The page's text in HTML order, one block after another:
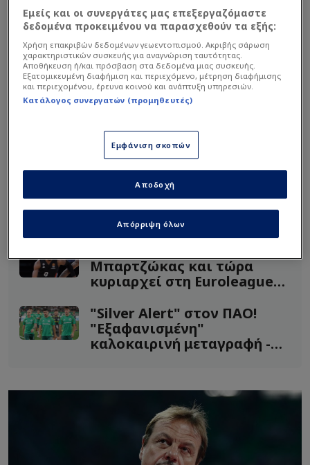
Ο Εργκίν Αταμάν παραδέχθηκε ότι είδε πρώτη
φορά στην Ευρωλίγκα τέτοιον τρόπο παιχνιδιού,
ομάδα του θα δώσει απαντήσεις το βράδυ της
Πέμπτης στη Μαδρίτη, όταν και θα
αντιμετωπίσει την Ρεάλ.
Διαβάστε επίσης...
Μπαρτζώκας και τώρα
κυριαρχεί στη Euroleague
"Silver Alert" στον ΠΑΟ!
"Εξαφανισμένη"
καλοκαιρινή μεταγραφή -
Εμείς και οι συνεργάτες μας επεξεργαζόμαστε
δεδομένα προκειμένου να παρασχεθούν τα εξής:
Χρήση επακριβών δεδομένων γεωεντοπισμού. Ακριβής σάρωση
χαρακτηριστικών συσκευής για αναγνώριση ταυτότητας.
Αποθήκευση ή/και πρόσβαση στα δεδομένα μιας συσκευής.
Εξατομικευμένη διαφήμιση και περιεχόμενο, μέτρηση διαφήμισης
και περιεχομένου, έρευνα κοινού και ανάπτυξη υπηρεσιών.
Κατάλογος συνεργατών (προμηθευτές)
Εμφάνιση σκοπών
Απόρριψη όλων
Αποδοχή